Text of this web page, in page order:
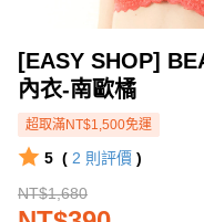
[EASY SHOP]
內衣-南歐橘
超取滿NT$1,500免運
5 ( 2 則評價 )
NT$1,680